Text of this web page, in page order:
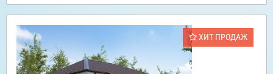
ХИТ ПРОДАЖ